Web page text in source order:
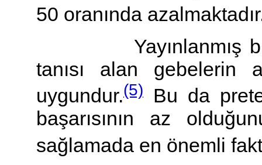
50 oranında
Yayınlanmış
tanısı alan gebelerin
uygundur.(5)
Bu da
başarısının az
sağlamada en önemli